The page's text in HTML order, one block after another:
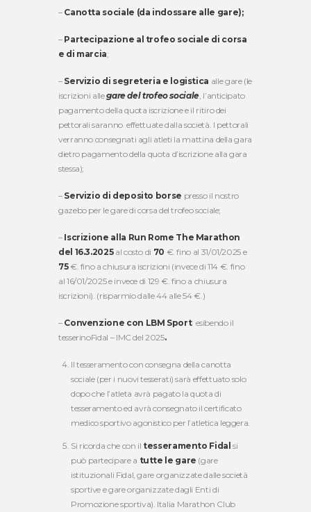
– Canotta sociale (da indossare alle gare);
–Partecipazione al trofeo sociale di corsa
e di marcia;
– Servizio di segreteria e logistica alle gare (le
iscrizioni allegare del trofeo sociale, l’anticipato
pagamento della quota iscrizione e il ritiro dei
pettorali saranno effettuate dalla società. I pettorali
verranno consegnati agli atleti la mattina della gara
dietro pagamento della quota d’iscrizione alla gara
stessa);
– Servizio di deposito borse presso il nostro
gazebo per le gare di corsa del trofeo sociale;
–Iscrizione alla Run Rome The Marathon
del 16.3.2025 al costo di 70 €. fino al 31/01/2025 e
75€. fino a chiusura iscrizioni (invece di 114 €. fino
al 16/01/2025 e invece di 129 €. fino a chiusura
iscrizioni). (risparmio dalle 44 alle 54 €.)
– Convenzione con LBM Sport esibendo il
tesserinoFidal – IMC del 2025.
Il tesseramento con consegna della canotta
sociale (per i nuovi tesserati) sarà effettuato solo
dopo che l’atleta avrà pagato la quota di
tesseramento ed avrà consegnato il certificato
medico sportivo agonistico per l’atletica leggera.
Si ricorda che con il tesseramento Fidal si
può partecipare a tutte le gare (gare
istituzionali Fidal, gare organizzate dalle società
sportive e gare organizzate dagli Enti di
Promozione sportiva). Italia Marathon Club